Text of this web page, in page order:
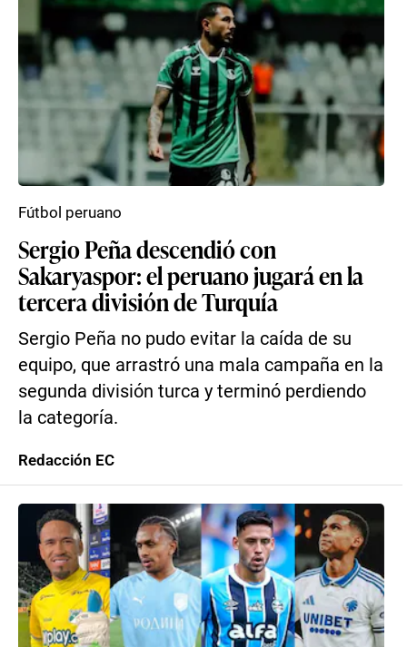
Sergio Peña descendió con
Sakaryaspor: el peruano jugará en la
tercera división de Turquía
Sergio Peña no pudo evitar la caída de su
equipo, que arrastró una mala campaña en la
segunda división turca y terminó perdiendo
la categoría.
Fútbol peruano
Redacción EC